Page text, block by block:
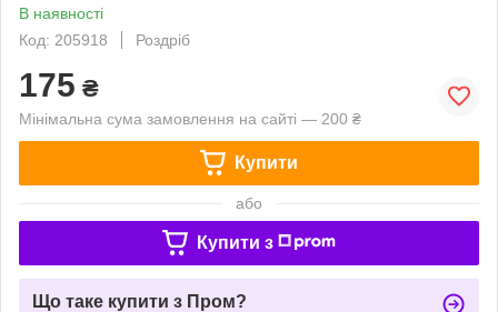
В наявності
Код: 205918
Роздріб
175 ₴
Мінімальна сума замовлення на сайті — 200 ₴
Купити
або
Купити з
Що таке купити з Пром?